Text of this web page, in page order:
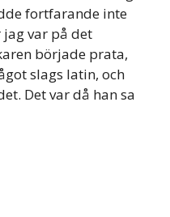
fortfarande inte
var på det
började prata,
slags latin, och
Det var då han sa